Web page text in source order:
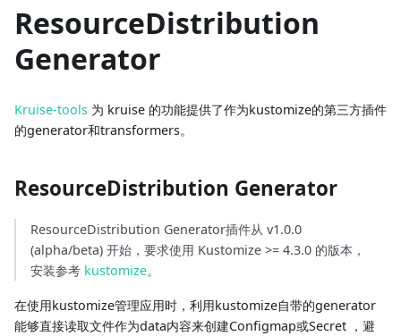
ResourceDistribution
Generator
Kruise-tools 为 kruise 的功能提供了作为kustomize的第三方插件
的generator和transformers。
ResourceDistribution Generator
ResourceDistribution Generator插件从 v1.0.0
(alpha/beta) 开始，要求使用 Kustomize >= 4.3.0 的版本，
安装参考 kustomize。
在使用kustomize管理应用时，利用kustomize自带的generator
能够直接读取文件作为data内容来创建Configmap或Secret ，避